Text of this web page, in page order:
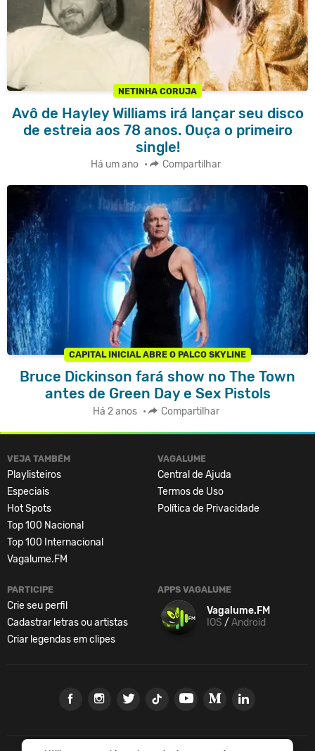
NETINHA CORUJA
Avô de Hayley Williams irá lançar seu disco
de estreia aos 78 anos. Ouça o primeiro
single!
Há um ano • Compartilhar
CAPITAL INICIAL ABRE O PALCO SKYLINE
Bruce Dickinson fará show no The Town
antes de Green Day e Sex Pistols
Há 2 anos • Compartilhar
VEJA TAMBÉM
Playlisteiros
Especiais
Hot Spots
Top 100 Nacional
Top 100 Internacional
Vagalume.FM
VAGALUME
Central de Ajuda
Termos de Uso
Política de Privacidade
PARTICIPE
Crie seu perfil
Cadastrar letras ou artistas
Criar legendas em clipes
APPS VAGALUME
Vagalume.FM
IOS / Android